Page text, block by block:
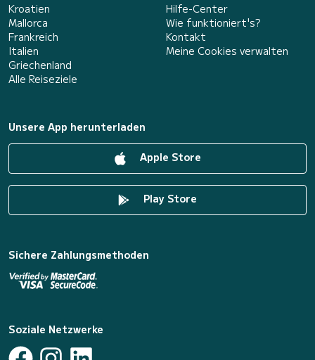
Kroatien
Mallorca
Frankreich
Italien
Griechenland
Alle Reiseziele
Hilfe-Center
Wie funktioniert's?
Kontakt
Meine Cookies verwalten
Unsere App herunterladen
Apple Store
Play Store
Sichere Zahlungsmethoden
Soziale Netzwerke